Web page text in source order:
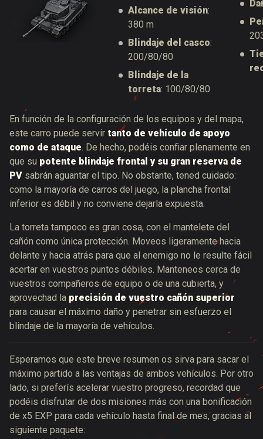
Alcance de visión:
380 m
Blindaje del casco:
200/80/80
Blindaje de la
torreta: 100/80/80
En función de la configuración de los equipos y del mapa,
este carro puede servir tanto de vehículo de apoyo
como de ataque. De hecho, podéis confiar plenamente en
que su potente blindaje frontal y su gran reserva de
PV sabrán aguantar el tipo. No obstante, tened cuidado:
como la mayoría de carros del juego, la plancha frontal
inferior es débil y no conviene dejarla expuesta.
La torreta tampoco es gran cosa, con el mantelete del
cañón como única protección. Moveos ligeramente hacia
delante y hacia atrás para que al enemigo no le resulte fácil
acertar en vuestros puntos débiles. Manteneos cerca de
vuestros compañeros de equipo o de una cubierta, y
aprovechad la precisión de vuestro cañón superior
para causar el máximo daño y penetrar sin esfuerzo el
blindaje de la mayoría de vehículos.
Esperamos que este breve resumen os sirva para sacar el
máximo partido a las ventajas de ambos vehículos. Por otro
lado, si preferís acelerar vuestro progreso, recordad que
podéis disfrutar de dos misiones más con una bonificación
de x5 EXP para cada vehículo hasta final de mes, gracias al
siguiente paquete: